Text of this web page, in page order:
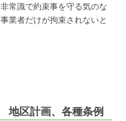
常識で約束事を守る気のな
業者だけが拘束されないと
地区計画、各種条例